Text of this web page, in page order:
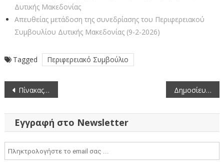
Δυτικής Μακεδονίας
Απευθείας μετάδοση της συνεδρίασης του Περιφερειακού
Συμβουλίου Δυτικής Μακεδονίας (9-2-2026)
Tagged Περιφερειακό Συμβούλιο
Πλοήγηση
άρθρων
Πίνακας των συζητηθέντων θεμάτων κατά την 3η/2-2-2026 κατεπείγουσας συνεδρίαση (δια περιφοράς) του Περιφερειακού Συμβουλίου Δυτικής Μακεδονίας Δημοσίευση Διακήρυξης για τον Καθαρισμό ρεμάτων στα πλαίσια της αντιπλημμυρικής προστασίας της ΠΕ Καστοριάς
Εγγραφή στο Newsletter